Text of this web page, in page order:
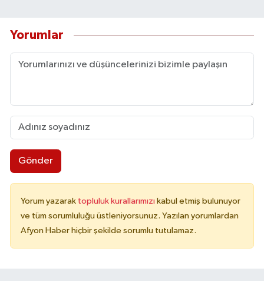
Yorumlar
Gönder
Yorum yazarak topluluk kurallarımızı kabul etmiş bulunuyor
ve tüm sorumluluğu üstleniyorsunuz. Yazılan yorumlardan
Afyon Haber hiçbir şekilde sorumlu tutulamaz.